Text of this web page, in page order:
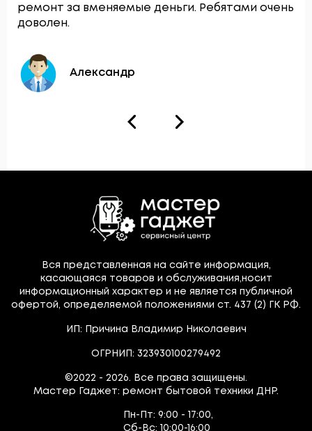
ремонт за вменяемые деньги. Ребятами очень
доволен.
Александр
Вся представленная на сайте информация,
касающаяся товаров и обслуживания,носит
информационный характер и не является публичной
офертой, определяемой положениями ст. 437 (2) ГК РФ.
ИП: Причина Владимир Николаевич
ОГРНИП: 323930100279492
©2022 - 2026. Все права защищены.
Мастер Гаджет: ремонт бытовой техники ДНР.
Пн-Пт: 9:00 - 17:00,
Сб-Вс: 10:00-16:00